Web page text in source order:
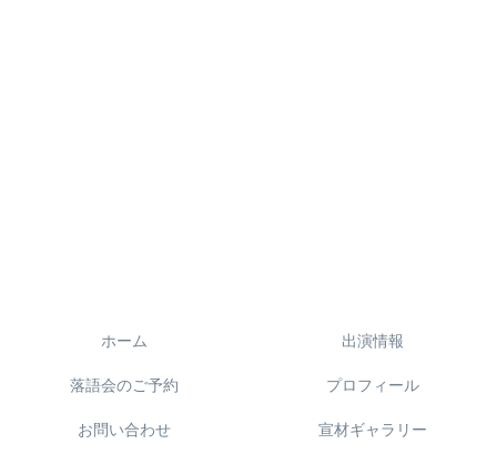
ホーム 出演情報
落語会のご予約 プロフィール
お問い合わせ 宣材ギャラリー